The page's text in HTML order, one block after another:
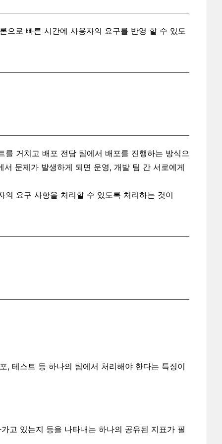
으로 빠른 시간에 사용자의 요구를 반영 할 수 있도
거치고 배포 전담 팀에서 배포를 진행하는 방식으
문제가 발생하게 되면 운영, 개발 팀 간 서로에게
요구 사항을 처리할 수 있도록 처리하는 것이
, 테스트 등 하나의 팀에서 처리해야 한다는 특징이
고 있는지 등을 나타내는 하나의 공유된 지표가 필